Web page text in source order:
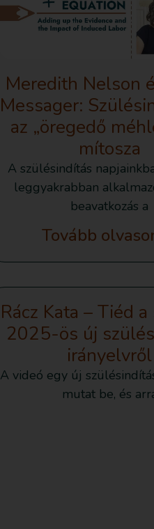
Meredith Nelson
Messager:
az „öregedő
mítosza
A szülésindítás
leggyakrabban
beavatkozás a
Tovább
Rácz Kata – Tiéd
2025-ös új
irányelvről
A videó egy új
mutat be, és